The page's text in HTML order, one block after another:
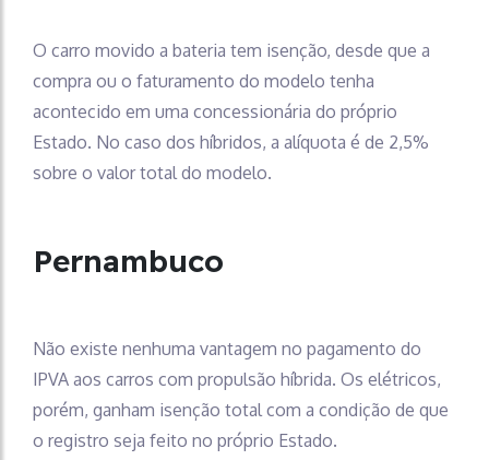
O carro movido a bateria tem isenção, desde que a
compra ou o faturamento do modelo tenha
acontecido em uma concessionária do próprio
Estado. No caso dos híbridos, a alíquota é de 2,5%
sobre o valor total do modelo.
Pernambuco
Não existe nenhuma vantagem no pagamento do
IPVA aos carros com propulsão híbrida. Os elétricos,
porém, ganham isenção total com a condição de que
o registro seja feito no próprio Estado.